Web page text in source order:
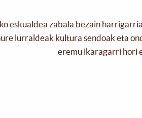
eskualdea zabala bezain
lurraldeak kultura sendoak eta
eremu ikaragarri hori